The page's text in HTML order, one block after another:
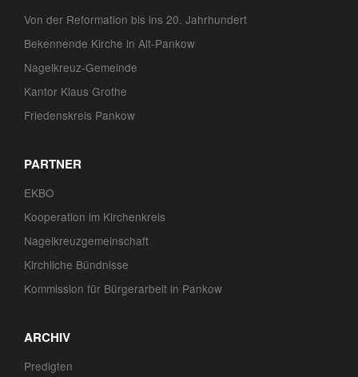
Von der Reformation bis ins 20. Jahrhundert
Bekennende Kirche in Alt-Pankow
Nagelkreuz-Gemeinde
Kantor Klaus Grothe
Friedenskreis Pankow
PARTNER
EKBO
Kooperation im Kirchenkreis
Nagelkreuzgemeinschaft
Kirchliche Bündnisse
Kommission für Bürgerarbeit in Pankow
ARCHIV
Predigten